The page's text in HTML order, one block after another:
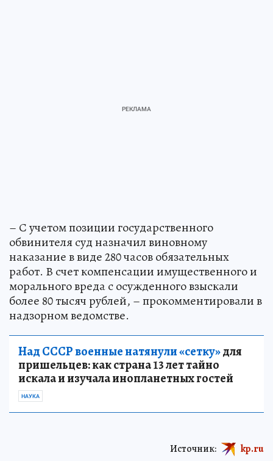
– С учетом позиции государственного
обвинителя суд назначил виновному
наказание в виде 280 часов обязательных
работ. В счет компенсации имущественного и
морального вреда с осужденного взыскали
более 80 тысяч рублей, – прокомментировали в
надзорном ведомстве.
Над СССР военные натянули «сетку»для
пришельцев: как страна 13 лет тайно
искала и изучала инопланетных гостей
НАУКА
Источник: kp.ru